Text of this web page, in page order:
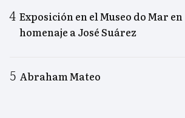
Exposición en el Museo do Mar en
homenaje a José Suárez
Abraham Mateo